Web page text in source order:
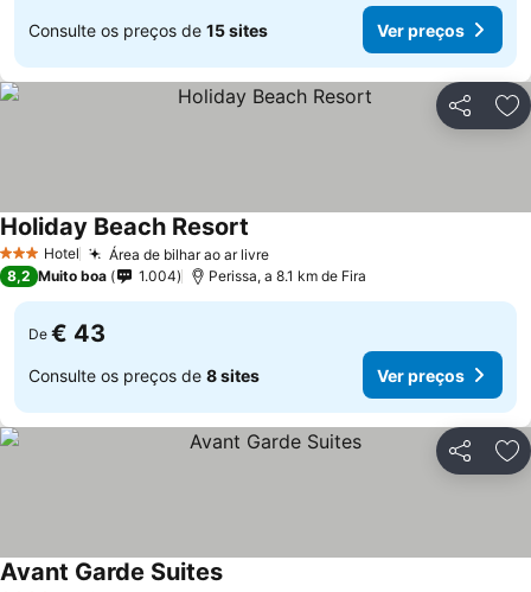
Consulte os preços de 15 sites Ver preços
Partilhar
3 EstrelasHotel Área de bilhar ao ar livre
Holiday Beach Resort
8,2 Muito boa 1.004 Perissa, a 8.1 km de Fira
De € 43
Consulte os preços de 8 sites Ver preços
Partilhar
Avant Garde Suites